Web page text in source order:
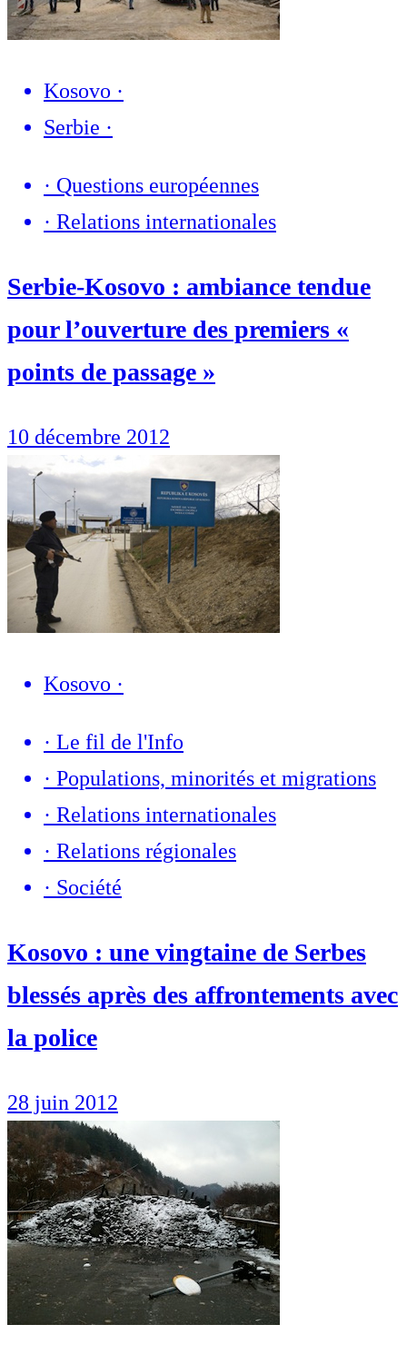
Kosovo ·
Serbie ·
· Questions européennes
· Relations internationales
Serbie-Kosovo : ambiance tendue
pour l’ouverture des premiers «
points de passage »
10 décembre 2012
Kosovo ·
· Le fil de l'Info
· Populations, minorités et migrations
· Relations internationales
· Relations régionales
· Société
Kosovo : une vingtaine de Serbes
blessés après des affrontements avec
la police
28 juin 2012